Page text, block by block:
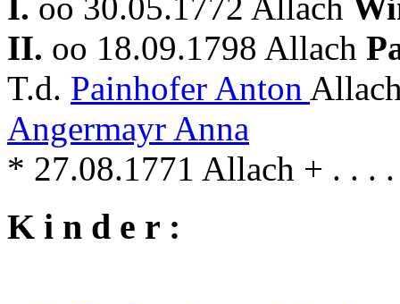
I. oo 30.05.1772 Allach
II. oo 18.09.1798 Allach
T.d. Painhofer Anton
Angermayr Anna
* 27.08.1771 Allach + . . .
K i n d e r :